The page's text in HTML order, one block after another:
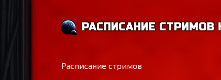
РАСПИСАНИЕ СТРИМОВ
Расписание стримов